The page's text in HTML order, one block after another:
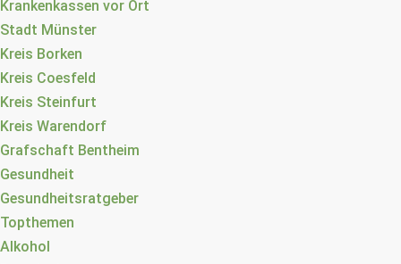
Krankenkassen vor Ort
Stadt Münster
Kreis Borken
Kreis Coesfeld
Kreis Steinfurt
Kreis Warendorf
Grafschaft Bentheim
Gesundheit
Gesundheitsratgeber
Topthemen
Alkohol